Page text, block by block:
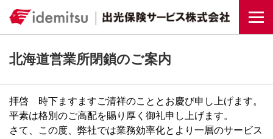
北海道営業所閉鎖のご案内
拝啓 時下ますますご清祥のこととお慶び申し上げます。
平素は格別のご高配を賜り厚く御礼申し上げます。
さて、この度、弊社では業務効率化とより一層のサービス